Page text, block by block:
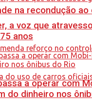
na recondução ao
a voz que
anos
a operar com
do dinheiro nos